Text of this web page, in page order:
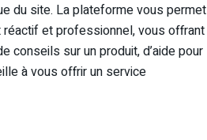
du site. La plateforme vous permet
et professionnel, vous offrant
sur un produit, d’aide pour
à vous offrir un service